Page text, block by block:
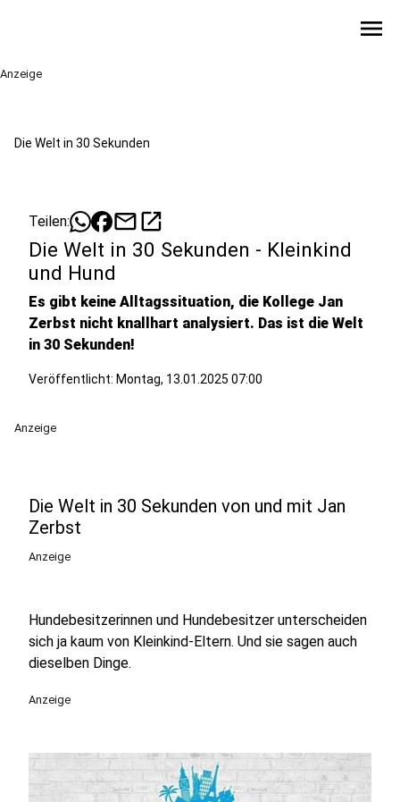
menu
Anzeige
Die Welt in 30 Sekunden
Teilen: mailopen_in_new
Die Welt in 30 Sekunden - Kleinkind
und Hund
Es gibt keine Alltagssituation, die Kollege Jan
Zerbst nicht knallhart analysiert. Das ist die Welt
in 30 Sekunden!
Veröffentlicht: Montag, 13.01.2025 07:00
Anzeige
Die Welt in 30 Sekunden von und mit Jan
Zerbst
Anzeige
Hundebesitzerinnen und Hundebesitzer unterscheiden
sich ja kaum von Kleinkind-Eltern. Und sie sagen auch
dieselben Dinge.
Anzeige